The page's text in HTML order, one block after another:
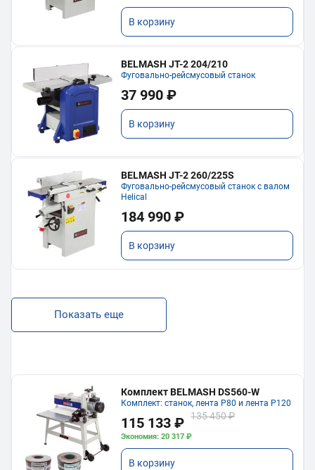
В корзину
BELMASH JT-2 204/210
Фуговально-рейсмусовый станок
37 990 ₽
В корзину
BELMASH JT-2 260/225S
Фуговально-рейсмусовый станок с валом
Helical
184 990 ₽
В корзину
Показать еще
Комплект BELMASH DS560-W
Комплект: станок, лента P80 и лента P120
115 133 ₽ 135 450 ₽
Экономия: 20 317 ₽
В корзину